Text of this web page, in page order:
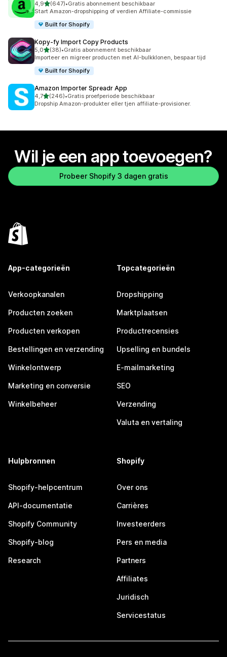
4,9van 5 sterren
(647)
647 recensies in totaal
•Gratis abonnement beschikbaar
Start Amazon-dropshipping of verdien Affiliate-commissie
Built for Shopify
Kopy‑fy Import Copy Products
5,0van 5 sterren
(38)
38 recensies in totaal
•Gratis abonnement beschikbaar
Importeer en migreer producten met AI-bulkklonen, bespaar tijd
Built for Shopify
Amazon Importer Spreadr App
4,7van 5 sterren
(246)
246 recensies in totaal
•Gratis proefperiode beschikbaar
Dropship Amazon-produkter eller tjen affiliate-provisioner.
Wil je een app toevoegen?
Probeer Shopify 3 dagen gratis
App-categorieën
Verkoopkanalen
Producten zoeken
Producten verkopen
Bestellingen en verzending
Winkelontwerp
Marketing en conversie
Winkelbeheer
Topcategorieën
Dropshipping
Marktplaatsen
Productrecensies
Upselling en bundels
E-mailmarketing
SEO
Verzending
Valuta en vertaling
Hulpbronnen
Shopify-helpcentrum
API-documentatie
Shopify Community
Shopify-blog
Research
Shopify
Over ons
Carrières
Investeerders
Pers en media
Partners
Affiliates
Juridisch
Servicestatus